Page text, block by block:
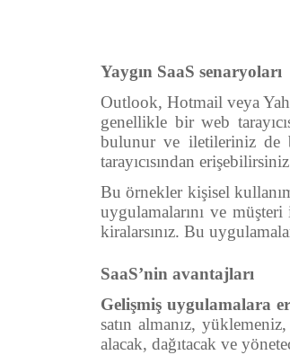
Yaygın SaaS senaryoları
Outlook, Hotmail veya
genellikle bir web
bulunur ve iletileriniz de
tarayıcısından
Bu örnekler kişisel
uygulamalarını ve
kiralarsınız. Bu
SaaS’nin avantajları
Gelişmiş uygulamalara
satın almanız,
alacak, dağıtacak ve